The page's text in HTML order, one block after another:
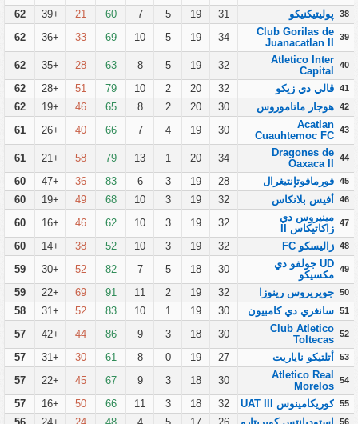
38 پوليتيكنيكو 31
19
5
7
60
21
+39
62
39
Club Gorilas de
Juanacatlan II
34
19
5
10
69
33
+36
62
40
Atletico Inter
Capital
32
19
5
8
63
28
+35
62
41 ڤالي دي زيكو 32
20
2
10
79
51
+28
62
42 هوجار ماتاموروس 30
20
2
8
65
46
+19
62
43
Acatlan
Cuauhtemoc FC
30
19
4
7
66
40
+26
61
44
Dragones de
Oaxaca II
34
20
1
13
79
58
+21
61
45 فورمافوتإنتيغرال 28
19
3
6
83
36
+47
60
46 أفيس بلانكاس 32
19
3
10
68
49
+19
60
47 مينيروس دي
زاكاتيكاس II
32
19
3
10
62
46
+16
60
48 زاليسكو FC 32
19
3
10
52
38
+14
60
49
UD جولفو دي
مكسيكو
30
18
5
7
82
52
+30
59
50 جويريروس رينوزا 32
19
2
11
91
69
+22
59
51 سانغري دي كامبيون 30
19
1
10
83
52
+31
58
52
Club Atletico
Toltecas
30
18
3
9
86
44
+42
57
53 أتلتيكو ناياريت 27
19
0
8
61
30
+31
57
54
Atletico Real
Morelos
30
18
3
9
67
45
+22
57
55 كوريكامينوس UAT III 32
18
3
11
66
50
+16
57
56